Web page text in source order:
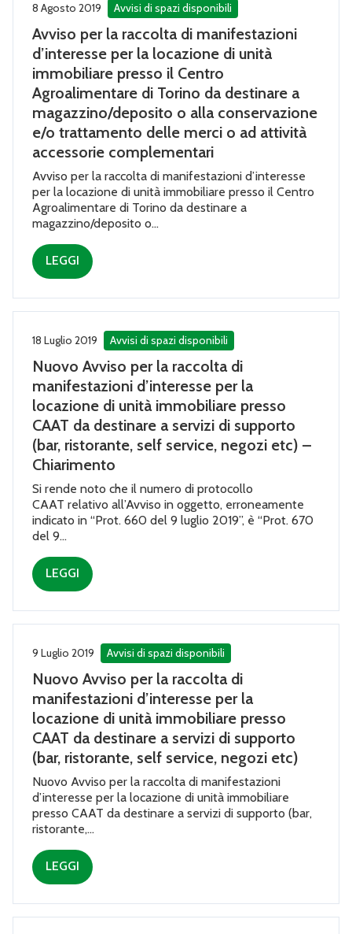
8 Agosto 2019 Avvisi di spazi disponibili
Avviso per la raccolta di manifestazioni
d’interesse per la locazione di unità
immobiliare presso il Centro
Agroalimentare di Torino da destinare a
magazzino/deposito o alla conservazione
e/o trattamento delle merci o ad attività
accessorie complementari
Avviso per la raccolta di manifestazioni d’interesse
per la locazione di unità immobiliare presso il Centro
Agroalimentare di Torino da destinare a
magazzino/deposito o...
LEGGI
18 Luglio 2019 Avvisi di spazi disponibili
Nuovo Avviso per la raccolta di
manifestazioni d’interesse per la
locazione di unità immobiliare presso
CAAT da destinare a servizi di supporto
(bar, ristorante, self service, negozi etc) –
Chiarimento
Si rende noto che il numero di protocollo
CAAT relativo all’Avviso in oggetto, erroneamente
indicato in “Prot. 660 del 9 luglio 2019”, è “Prot. 670
del 9...
LEGGI
9 Luglio 2019 Avvisi di spazi disponibili
Nuovo Avviso per la raccolta di
manifestazioni d’interesse per la
locazione di unità immobiliare presso
CAAT da destinare a servizi di supporto
(bar, ristorante, self service, negozi etc)
Nuovo Avviso per la raccolta di manifestazioni
d’interesse per la locazione di unità immobiliare
presso CAAT da destinare a servizi di supporto (bar,
ristorante,...
LEGGI